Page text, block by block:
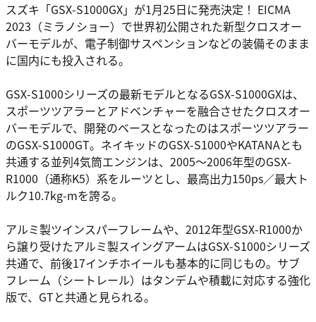
スズキ「GSX-S1000GX」が1月25日に発売決定！ EICMA
2023（ミラノショー）で世界初公開された新型クロスオー
バーモデルが、電子制御サスペンションなどの装備そのまま
に国内にも投入される。
GSX-S1000シリーズの最新モデルとなるGSX-S1000GXは、
スポーツツアラーとアドベンチャーを融合させたクロスオー
バーモデルで、開発のベースとなったのはスポーツツアラー
のGSX-S1000GT。ネイキッドのGSX-S1000やKATANAとも
共通する並列4気筒エンジンは、2005～2006年型のGSX-
R1000（通称K5）系をルーツとし、最高出力150ps／最大ト
ルク10.7kg-mを誇る。
アルミ製ツインスパーフレームや、2012年型GSX-R1000か
ら譲り受けたアルミ製スイングアームはGSX-S1000シリーズ
共通で、前後17インチホイールも基本的に同じもの。サブ
フレーム（シートレール）はタンデムや積載に対応する強化
版で、GTと共通と見られる。